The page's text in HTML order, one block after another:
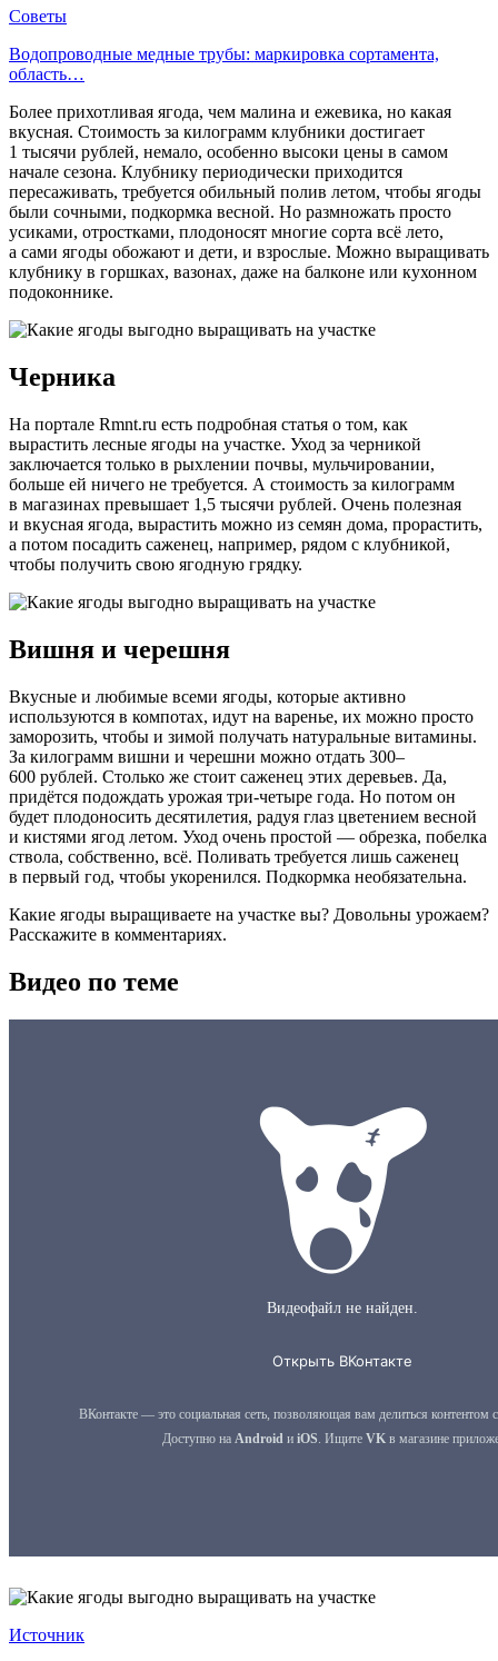
Советы
Водопроводные медные трубы: маркировка сортамента,
область…
Более прихотливая ягода, чем малина и ежевика, но какая
вкусная. Стоимость за килограмм клубники достигает
1 тысячи рублей, немало, особенно высоки цены в самом
начале сезона. Клубнику периодически приходится
пересаживать, требуется обильный полив летом, чтобы ягоды
были сочными, подкормка весной. Но размножать просто
усиками, отростками, плодоносят многие сорта всё лето,
а сами ягоды обожают и дети, и взрослые. Можно выращивать
клубнику в горшках, вазонах, даже на балконе или кухонном
подоконнике.
Черника
На портале Rmnt.ru есть подробная статья о том, как
вырастить лесные ягоды на участке. Уход за черникой
заключается только в рыхлении почвы, мульчировании,
больше ей ничего не требуется. А стоимость за килограмм
в магазинах превышает 1,5 тысячи рублей. Очень полезная
и вкусная ягода, вырастить можно из семян дома, прорастить,
а потом посадить саженец, например, рядом с клубникой,
чтобы получить свою ягодную грядку.
Вишня и черешня
Вкусные и любимые всеми ягоды, которые активно
используются в компотах, идут на варенье, их можно просто
заморозить, чтобы и зимой получать натуральные витамины.
За килограмм вишни и черешни можно отдать 300–
600 рублей. Столько же стоит саженец этих деревьев. Да,
придётся подождать урожая три-четыре года. Но потом он
будет плодоносить десятилетия, радуя глаз цветением весной
и кистями ягод летом. Уход очень простой — обрезка, побелка
ствола, собственно, всё. Поливать требуется лишь саженец
в первый год, чтобы укоренился. Подкормка необязательна.
Какие ягоды выращиваете на участке вы? Довольны урожаем?
Расскажите в комментариях.
Видео по теме
Источник